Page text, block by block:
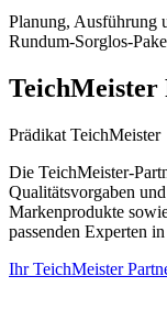
Planung, Ausführung
Rundum-Sorglos-
TeichMeister
Prädikat TeichMeister
Die TeichMeister-
Qualitätsvorgaben
Markenprodukte
passenden Experten
Ihr TeichMeister